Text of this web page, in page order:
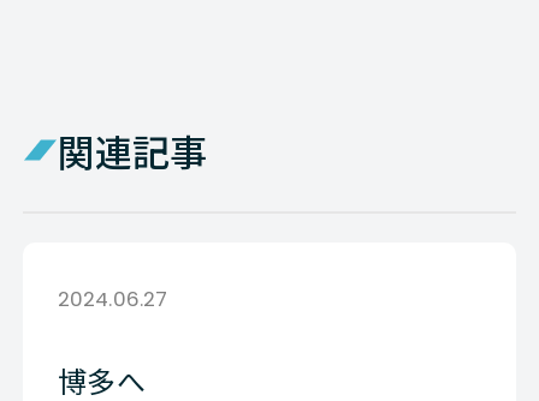
関連記事
2024.06.27
博多へ